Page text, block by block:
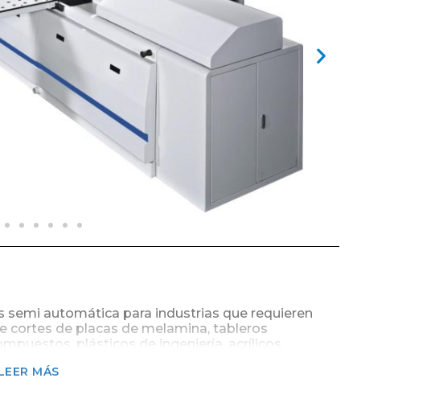
semi automática para industrias que requieren
cortes de placas de melamina, tableros
plásticos de ingeniería, acrílicos.
MÁS